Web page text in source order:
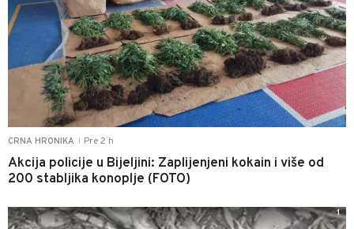
CRNA HRONIKA Pre 2 h
Akcija policije u Bijeljini: Zaplijenjeni kokain i više od
200 stabljika konoplje (FOTO)
1